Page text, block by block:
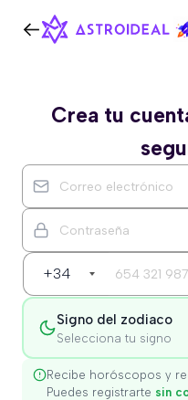
Crea tu
+34
Signo del zodiaco
Selecciona tu signo
Recibe horóscopos y
Puedes registrarte sin